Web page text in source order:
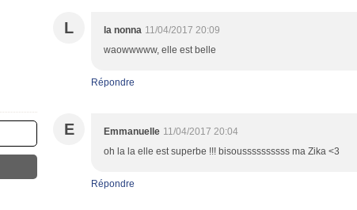
L la nonna 11/04/2017 20:09
waowwwww, elle est belle
Répondre
E Emmanuelle 11/04/2017 20:04
oh la la elle est superbe !!! bisoussssssssss ma Zika <3
Répondre